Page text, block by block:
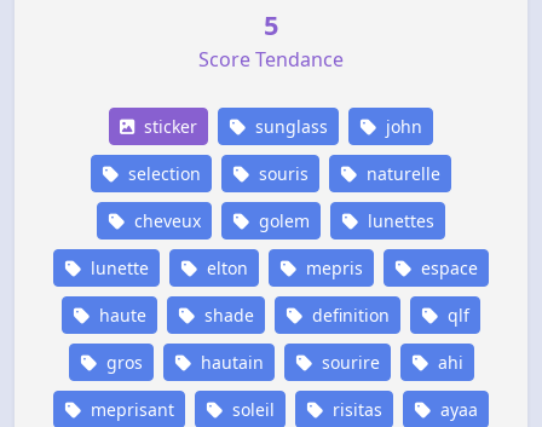
5
Score Tendance
sticker sunglass john
selection souris naturelle
cheveux golem lunettes
lunette elton mepris espace
haute shade definition qlf
gros hautain sourire ahi
meprisant soleil risitas ayaa